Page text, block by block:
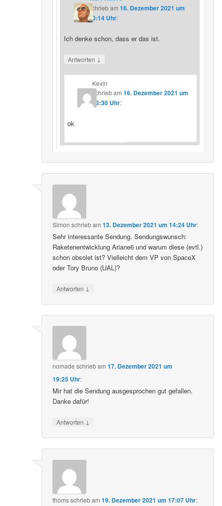
schriebam 16. Dezember 2021 um
20:14 Uhr:
Ich denke schon, dass er das ist.
Antworten ↓
Kevin
schriebam16. Dezember 2021 um
23:30 Uhr:
ok
Simon schriebam13. Dezember 2021 um 14:24 Uhr:
Sehr interessante Sendung. Sendungswunsch:
Raketenentwicklung Ariane6 und warum diese (evtl.)
schon obsolet ist? Vielleicht dem VP von SpaceX
oder Tory Bruno (UAL)?
Antworten ↓
nomade schriebam17. Dezember 2021 um
19:25 Uhr:
Mir hat die Sendung ausgesprochen gut gefallen.
Danke dafür!
Antworten ↓
thomsschriebam19. Dezember 2021 um 17:07 Uhr: